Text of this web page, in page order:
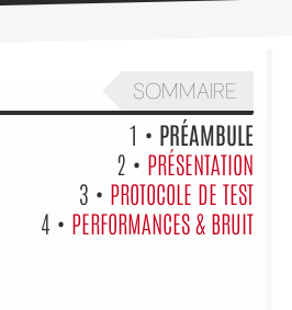
SOMMAIRE
1 • PRÉAMBULE
2 • PRÉSENTATION
3 • PROTOCOLE DE TEST
4 • PERFORMANCES & BRUIT